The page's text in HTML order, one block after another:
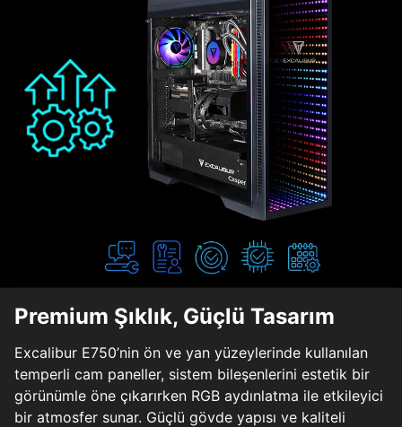
Premium Şıklık, Güçlü Tasarım
Excalibur E750’nin ön ve yan yüzeylerinde kullanılan
temperli cam paneller, sistem bileşenlerini estetik bir
görünümle öne çıkarırken RGB aydınlatma ile etkileyici
bir atmosfer sunar. Güçlü gövde yapısı ve kaliteli